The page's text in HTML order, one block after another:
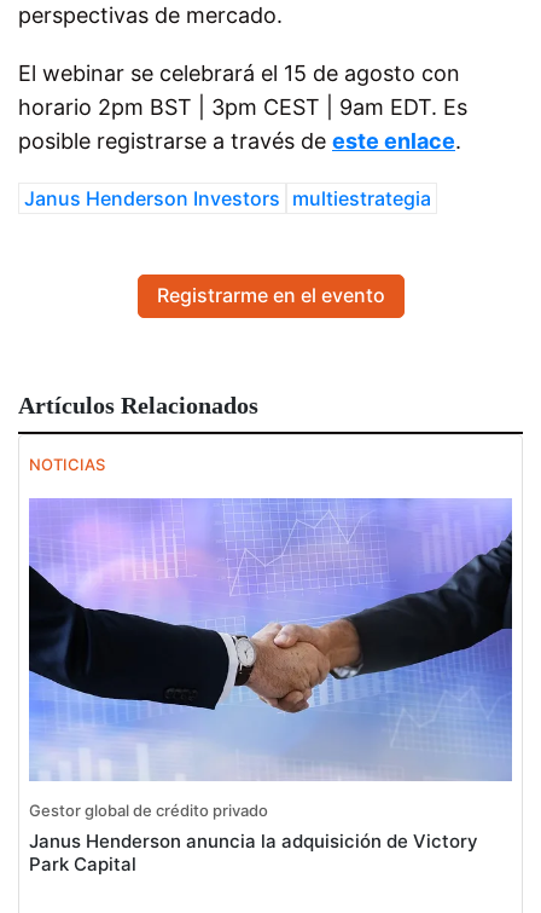
perspectivas de mercado.
El webinar se celebrará el 15 de agosto con
horario 2pm BST | 3pm CEST | 9am EDT. Es
posible registrarse a través de este enlace.
Janus Henderson Investors multiestrategia
Registrarme en el evento
Artículos Relacionados
NOTICIAS
Gestor global de crédito privado
Janus Henderson anuncia la adquisición de Victory
Park Capital